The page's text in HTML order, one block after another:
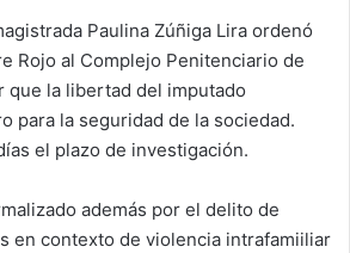
Paulina Zúñiga Lira ordenó
Rojo al Complejo Penitenciario de
que la libertad del imputado
para la seguridad de la sociedad.
el plazo de investigación.
además por el delito de
en contexto de violencia intrafamiiliar